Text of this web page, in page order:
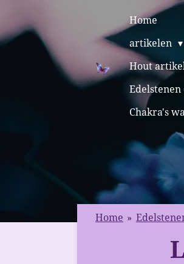
direct
naar
hoofdinhoud
Home
artikelen
Hout
Chakra's
Home »